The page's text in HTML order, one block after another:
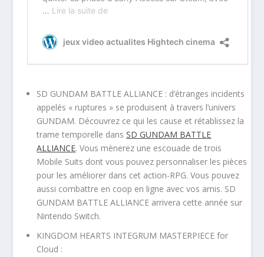
SD GUNDAM BATTLE ALLIANCE : d’étranges incidents
appelés « ruptures » se produisent à travers l’univers
GUNDAM. Découvrez ce qui les cause et rétablissez la
trame temporelle dansSD GUNDAM BATTLE
ALLIANCE. Vous mènerez une escouade de trois
Mobile Suits dont vous pouvez personnaliser les pièces
pour les améliorer dans cet action-RPG. Vous pouvez
aussi combattre en coop en ligne avec vos amis. SD
GUNDAM BATTLE ALLIANCE arrivera cette année sur
Nintendo Switch.
KINGDOM HEARTS INTEGRUM MASTERPIECE for
Cloud :